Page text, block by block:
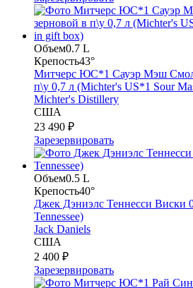
Объем0.7 L
Крепость43°
Митчерс ЮС*1 Сауэр Мэш Смол
п\у 0,7 л (Michter's US*1 Sour
Michter's Distillery
США
23 490 ₽
Зарезервировать
Объем0.5 L
Крепость40°
Джек Дэниэлс Теннесси Виски
Tennessee)
Jack Daniels
США
2 400 ₽
Зарезервировать